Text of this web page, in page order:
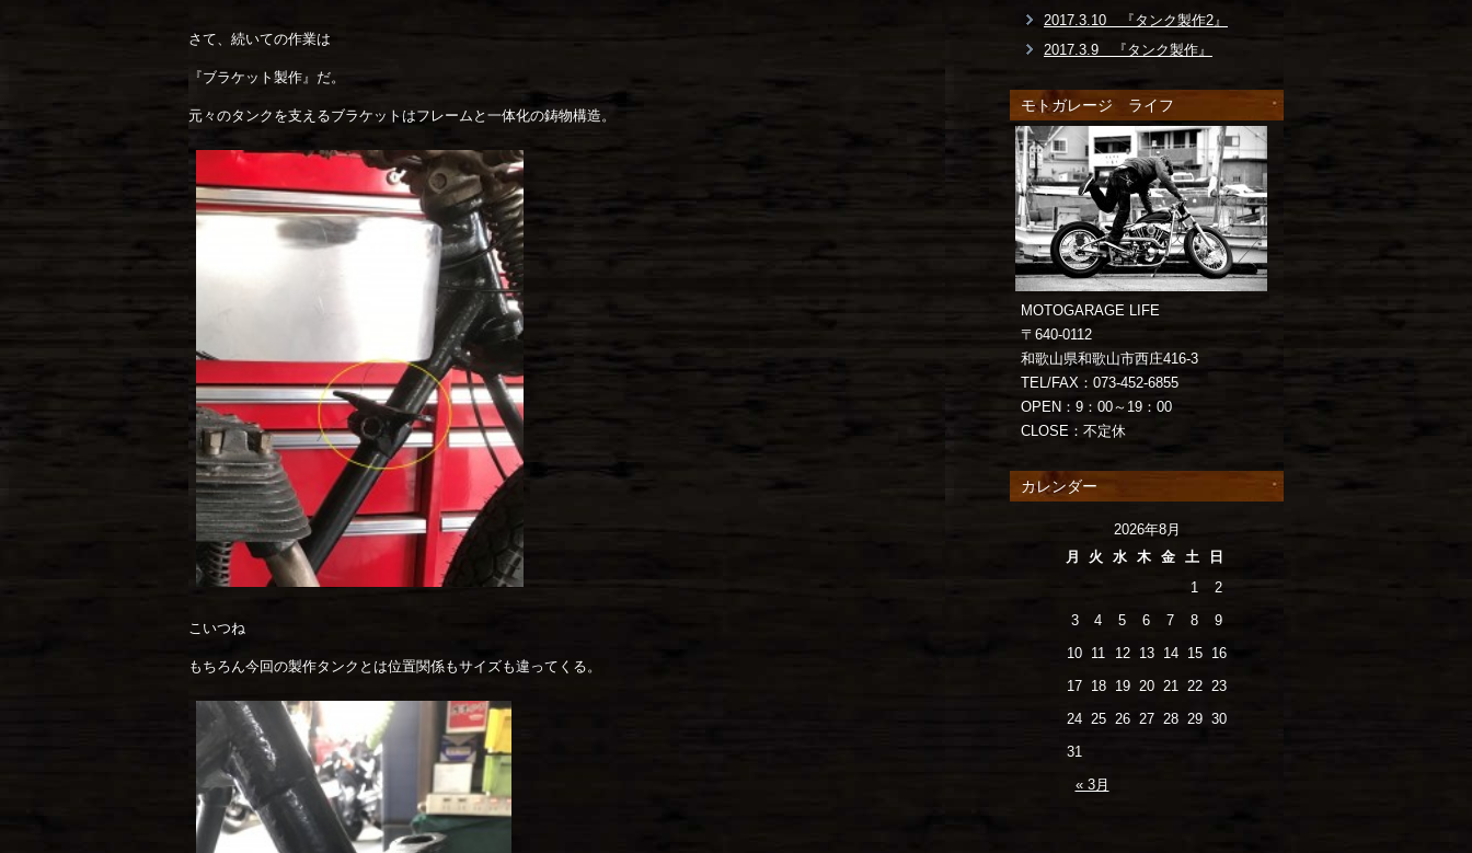
さて、続いての作業は
『ブラケット製作』だ。
元々のタンクを支えるブラケットはフレームと一体化の鋳物構造。
こいつね
もちろん今回の製作タンクとは位置関係もサイズも違ってくる。
2017.3.10 『タンク製作2』
2017.3.9 『タンク製作』
モトガレージ ライフ
MOTOGARAGE LIFE
〒640-0112
和歌山県和歌山市西庄416-3
TEL/FAX：073-452-6855
OPEN：9：00～19：00
CLOSE：不定休
カレンダー
2026年8月
月
火 水 木 金 土 日
« 3月
1
2
3
4 5 6 7 8
9
10 11 12 13 14 15
16
17 18 19 20 21 22 23
24 25 26 27 28 29 30
31